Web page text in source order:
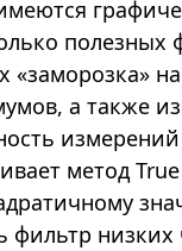
«заморозка»
а также
метод True
фильтр низких